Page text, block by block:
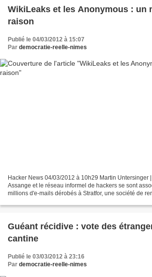
WikiLeaks et les Anonymous : un
raison
Publié le 04/03/2012 à 15:07
Par democratie-reelle-nimes
Hacker News 04/03/2012 à 10h29 Martin Untersinger
Assange et le réseau informel de hackers se sont
millions d'e-mails dérobés à Stratfor, une société de
Guéant récidive : vote des
cantine
Publié le 03/03/2012 à 23:16
Par democratie-reelle-nimes